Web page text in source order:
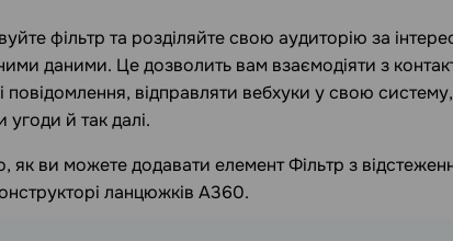
фільтр та розділяйте свою аудиторію за
даними. Це дозволить вам взаємодіяти з
повідомлення, відправляти вебхуки у свою
й так далі.
як ви можете додавати елемент Фільтр з
ланцюжків A360.